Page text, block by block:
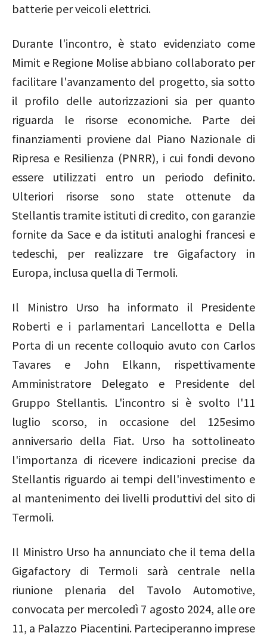
batterie per veicoli elettrici.
Durante l'incontro, è stato evidenziato come
Mimit e Regione Molise abbiano collaborato per
facilitare l'avanzamento del progetto, sia sotto
il profilo delle autorizzazioni sia per quanto
riguarda le risorse economiche. Parte dei
finanziamenti proviene dal Piano Nazionale di
Ripresa e Resilienza (PNRR), i cui fondi devono
essere utilizzati entro un periodo definito.
Ulteriori risorse sono state ottenute da
Stellantis tramite istituti di credito, con garanzie
fornite da Sace e da istituti analoghi francesi e
tedeschi, per realizzare tre Gigafactory in
Europa, inclusa quella di Termoli.
Il Ministro Urso ha informato il Presidente
Roberti e i parlamentari Lancellotta e Della
Porta di un recente colloquio avuto con Carlos
Tavares e John Elkann, rispettivamente
Amministratore Delegato e Presidente del
Gruppo Stellantis. L'incontro si è svolto l'11
luglio scorso, in occasione del 125esimo
anniversario della Fiat. Urso ha sottolineato
l'importanza di ricevere indicazioni precise da
Stellantis riguardo ai tempi dell'investimento e
al mantenimento dei livelli produttivi del sito di
Termoli.
Il Ministro Urso ha annunciato che il tema della
Gigafactory di Termoli sarà centrale nella
riunione plenaria del Tavolo Automotive,
convocata per mercoledì 7 agosto 2024, alle ore
11, a Palazzo Piacentini. Parteciperanno imprese